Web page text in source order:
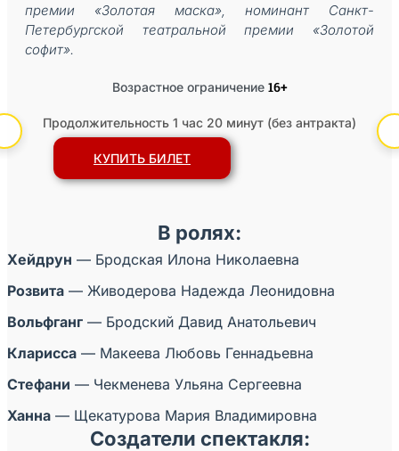
премии «Золотая маска», номинант Санкт-
Петербургской театральной премии «Золотой
софит».
Возрастное ограничение 16+
Продолжительность 1 час 20 минут (без антракта)
КУПИТЬ БИЛЕТ
В ролях:
Хейдрун — Бродская Илона Николаевна
Розвита — Живодерова Надежда Леонидовна
Вольфганг — Бродский Давид Анатольевич
Кларисса — Макеева Любовь Геннадьевна
Стефани — Чекменева Ульяна Сергеевна
Ханна — Щекатурова Мария Владимировна
Создатели спектакля: